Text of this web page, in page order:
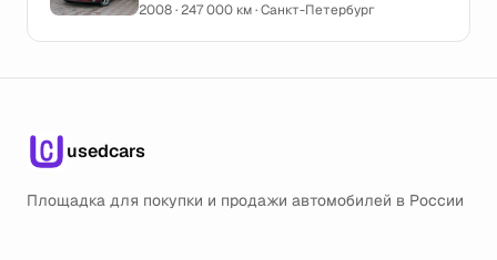
2008 · 247 000 км · Санкт-Петербург
usedcars
Площадка для покупки и продажи автомобилей в России